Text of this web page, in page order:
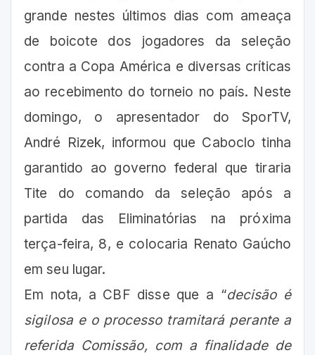
grande nestes últimos dias com ameaça
de boicote dos jogadores da seleção
contra a Copa América e diversas críticas
ao recebimento do torneio no país. Neste
domingo, o apresentador do SporTV,
André Rizek, informou que Caboclo tinha
garantido ao governo federal que tiraria
Tite do comando da seleção após a
partida das Eliminatórias na próxima
terça-feira, 8, e colocaria Renato Gaúcho
em seu lugar.
Em nota, a CBF disse que a “decisão é
sigilosa e o processo tramitará perante a
referida Comissão, com a finalidade de